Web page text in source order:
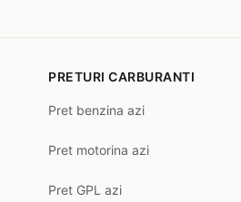
PRETURI CARBURANTI
Pret benzina azi
Pret motorina azi
Pret GPL azi